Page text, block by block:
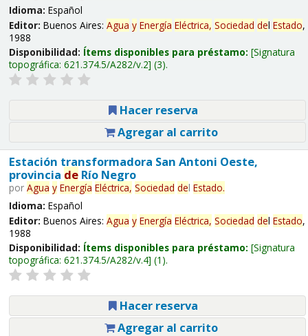
Idioma: Español
Editor: Buenos Aires: Agua y Energía Eléctrica, Sociedad del Estado,
1988
Disponibilidad: Ítems disponibles para préstamo: Signatura
topográfica: 621.374.5/A282/v.2 (3).
Hacer reserva
Agregar al carrito
Estación transformadora San Antoni Oeste,
provincia deRío Negro
por Agua y Energía Eléctrica, Sociedad del Estado.
Idioma: Español
Editor: Buenos Aires: Agua y Energía Eléctrica, Sociedad del Estado,
1988
Disponibilidad: Ítems disponibles para préstamo: Signatura
topográfica: 621.374.5/A282/v.4 (1).
Hacer reserva
Agregar al carrito